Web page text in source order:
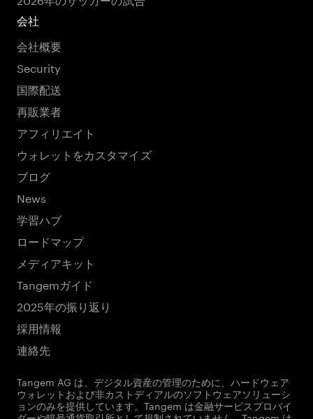
会社
会社概要
Security
国際配送
再販業者
アフィリエイト
ウォレットをカスタマイズ
ブログ
News
学習ハブ
ロードマップ
メディアキット
Tangemガイド
2025年の振り返り
採用情報
連絡先
Tangem AG は、デジタル資産の管理のために、ハードウェア
ウォレットおよび非カストディアルのソフトウェアソリューシ
ョンのみを提供しています。Tangem は金融サービスプロバイ